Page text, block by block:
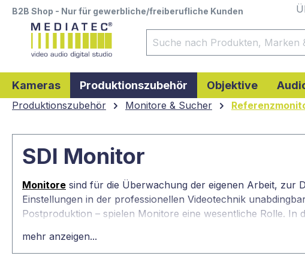
Zur Hauptnavigation springen
B2B Shop - Nur für gewerbliche/freiberufliche Kunden
Kameras Produktionszubehör Objektive
Produktionszubehör Monitore & Sucher
SDI Monitor
Monitore sind für die Überwachung der eigenen Arbeit, zur
Einstellungen in der professionellen Videotechnik
Postproduktion – spielen Monitore eine wesentliche Rolle.
Produkt.
mehr anzeigen...